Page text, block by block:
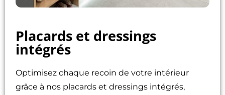
Placards et dressings
intégrés
Optimisez chaque recoin de votre intérieur
grâce à nos placards et dressings intégrés,